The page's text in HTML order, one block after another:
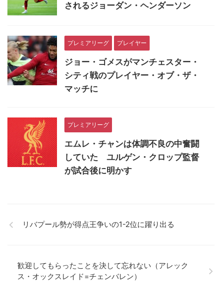
されるジョーダン・ヘンダーソン
プレミアリーグ プレイヤー
ジョー・ゴメスがマンチェスター・
シティ戦のプレイヤー・オブ・ザ・
マッチに
プレミアリーグ
エムレ・チャンは体調不良の中奮闘
していた ユルゲン・クロップ監督
が試合後に明かす
リバプール勢が得点王争いの1-2位に躍り出る
歓迎してもらったことを決して忘れない（アレック
ス・オックスレイド=チェンバレン）